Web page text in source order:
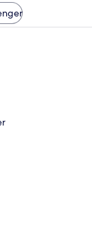
Studio |